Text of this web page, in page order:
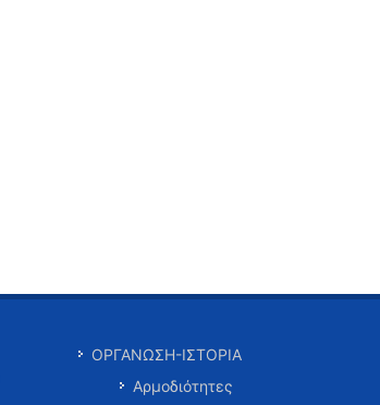
ΟΡΓΑΝΩΣΗ-ΙΣΤΟΡΙΑ
Αρμοδιότητες